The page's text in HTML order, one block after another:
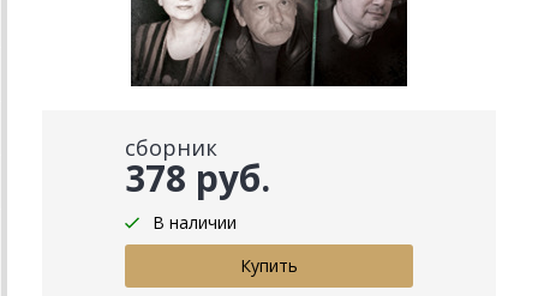
сборник
378 руб.
В наличии